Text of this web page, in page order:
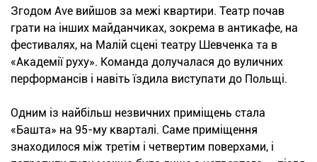
Згодом Ave вийшов за межі квартири. Театр почав
грати на інших майданчиках, зокрема в антикафе, на
фестивалях, на Малій сцені театру Шевченка та в
«Академії руху». Команда долучалася до вуличних
перформансів і навіть їздила виступати до Польщі.
Одним із найбільш незвичних приміщень стала
«Башта» на 95-му кварталі. Саме приміщення
знаходилося між третім і четвертим поверхами, і